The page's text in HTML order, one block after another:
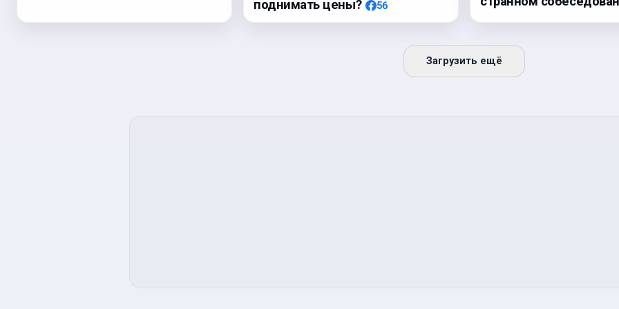
поднимать цены? 56
Загрузить ещё